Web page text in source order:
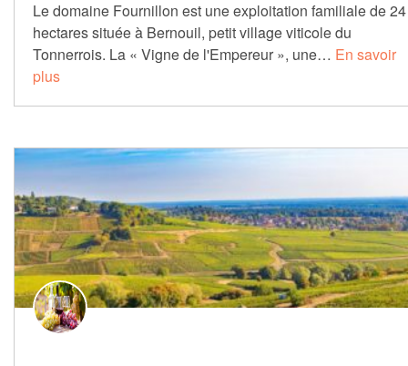
Le domaine Fournillon est une exploitation familiale de 24
hectares située à Bernouil, petit village viticole du
Tonnerrois. La « Vigne de l'Empereur », une… En savoir
plus